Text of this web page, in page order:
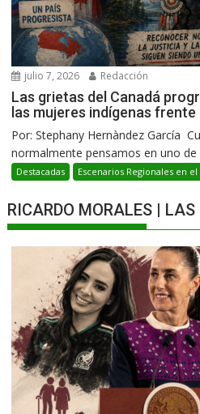
julio 7, 2026 Redacción
Las grietas del Canadá
las mujeres indígenas frente
Por: Stephany Hernàndez García
normalmente pensamos en uno de
Destacadas Escenarios Regionales en
RICARDO MORALES | LAS